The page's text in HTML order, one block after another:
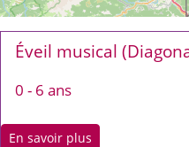
Éveil musical
0 - 6 ans
En savoir plus